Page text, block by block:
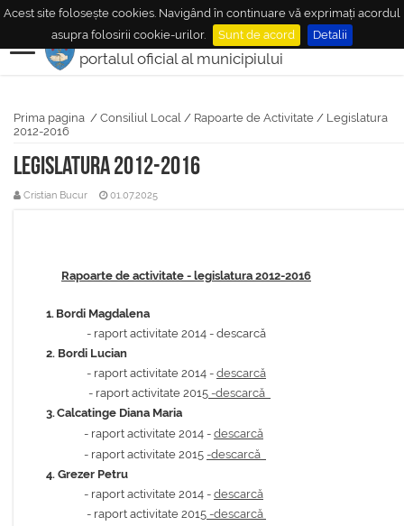
Acest site folosește cookies. Navigând în continuare vă exprimați acordul
asupra folosirii cookie-urilor.
Sunt de acord Detalii
MUNICIPIULMEDIAŞ
portalul oficial al municipiului
Prima pagina / Consiliul Local / Rapoarte de Activitate / Legislatura
2012-2016
Legislatura 2012-2016
Cristian Bucur 01.07.2025
Rapoarte de activitate - legislatura 2012-2016
1. Bordi Magdalena
- raport activitate 2014 - descarcă
2. Bordi Lucian
- raport activitate 2014 - descarcă
- raport activitate 2015 -descarcă
3.Calcatinge Diana Maria
- raport activitate 2014 - descarcă
- raport activitate 2015 -descarcă
4. Grezer Petru
- raport activitate 2014 - descarcă
- raport activitate 2015 -descarcă